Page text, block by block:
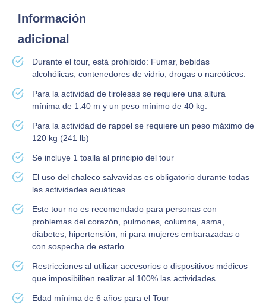
Información
adicional
Durante el tour, está prohibido: Fumar, bebidas
alcohólicas, contenedores de vidrio, drogas o narcóticos.
Para la actividad de tirolesas se requiere una altura
mínima de 1.40 m y un peso mínimo de 40 kg.
Para la actividad de rappel se requiere un peso máximo de
120 kg (241 lb)
Se incluye 1 toalla al principio del tour
El uso del chaleco salvavidas es obligatorio durante todas
las actividades acuáticas.
Este tour no es recomendado para personas con
problemas del corazón, pulmones, columna, asma,
diabetes, hipertensión, ni para mujeres embarazadas o
con sospecha de estarlo.
Restricciones al utilizar accesorios o dispositivos médicos
que imposibiliten realizar al 100% las actividades
Edad mínima de 6 años para el Tour